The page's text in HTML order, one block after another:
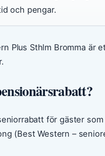
och pengar.
Plus Sthlm Bromma är
för gäster
(Best Western –